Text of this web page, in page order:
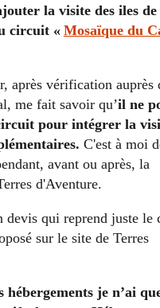
la visite des iles
circuit « Mosaïque du
après vérification auprès
me fait savoir qu’il ne
pour intégrer la
C'est à moi
avant ou après, la
d'Aventure.
devis qui reprend juste le
sur le site de Terres
hébergements je n’ai